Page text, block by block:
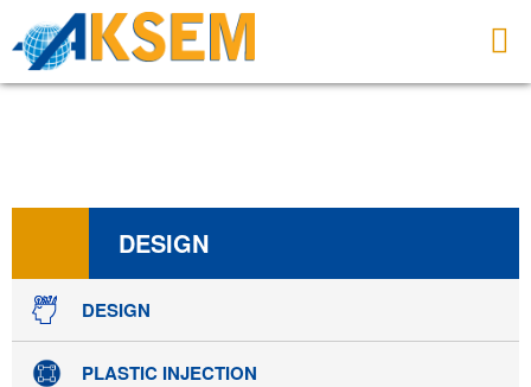
DESIGN
DESIGN
PLASTIC INJECTION